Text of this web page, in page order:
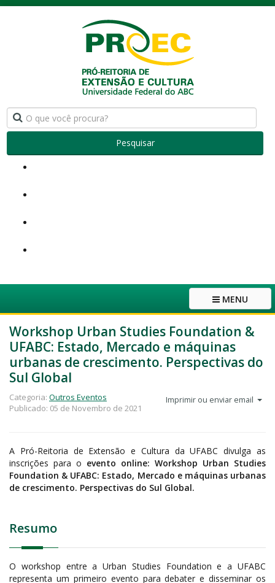
Pesquisar
MENU
Workshop Urban Studies Foundation &
UFABC: Estado, Mercado e máquinas
urbanas de crescimento. Perspectivas do
Sul Global
Imprimir ou enviar email
Categoria: Outros Eventos
Publicado: 05 de Novembro de 2021
A Pró-Reitoria de Extensão e Cultura da UFABC divulga as
inscrições para o evento online: Workshop Urban Studies
Foundation & UFABC: Estado, Mercado e máquinas urbanas
de crescimento. Perspectivas do Sul Global.
Resumo
O workshop entre a Urban Studies Foundation e a UFABC
representa um primeiro evento para debater e disseminar os